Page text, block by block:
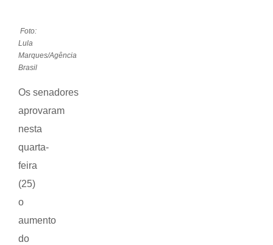
Foto:
Lula
Marques/Agência
Brasil
Os senadores
aprovaram
nesta
quarta-
feira
(25)
o
aumento
do